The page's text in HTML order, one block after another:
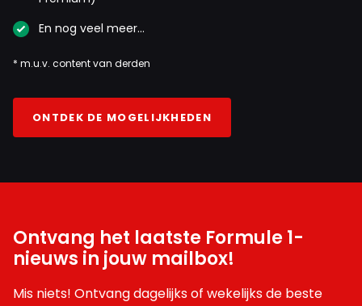
En nog veel meer…
* m.u.v. content van derden
ONTDEK DE MOGELIJKHEDEN
Ontvang het laatste Formule 1-
nieuws in jouw mailbox!
Mis niets! Ontvang dagelijks of wekelijks de beste